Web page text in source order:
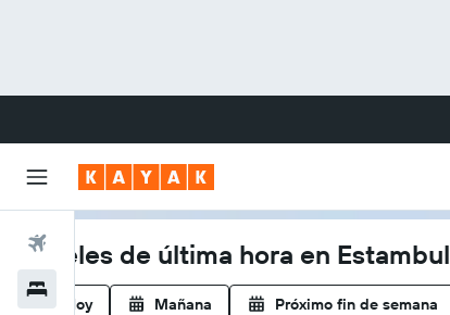
Vuelos
Hoteles
Hoteles de última hora en Estambul
Hoy Mañana Próximo fin de semana